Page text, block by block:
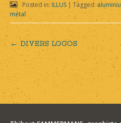
Posted in: ILLUS | Tagged:
métal
Post
navigation
← DIVERS LOGOS